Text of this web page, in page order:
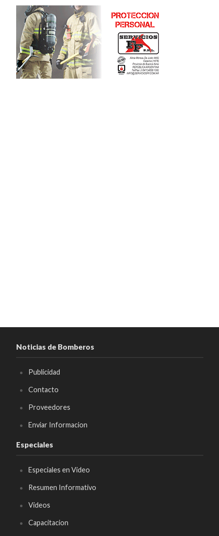
Noticias de Bomberos
Publicidad
Contacto
Proveedores
Enviar Informacion
Especiales
Especiales en Video
Resumen Informativo
Videos
Capacitacion